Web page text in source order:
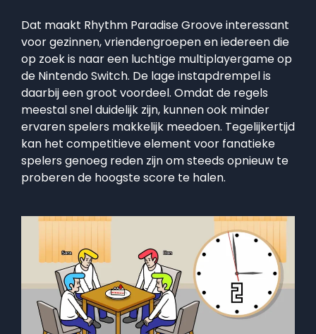
Dat maakt Rhythm Paradise Groove interessant
voor gezinnen, vriendengroepen en iedereen die
op zoek is naar een luchtige multiplayergame op
de Nintendo Switch. De lage instapdrempel is
daarbij een groot voordeel. Omdat de regels
meestal snel duidelijk zijn, kunnen ook minder
ervaren spelers makkelijk meedoen. Tegelijkertijd
kan het competitieve element voor fanatieke
spelers genoeg reden zijn om steeds opnieuw te
proberen de hoogste score te halen.